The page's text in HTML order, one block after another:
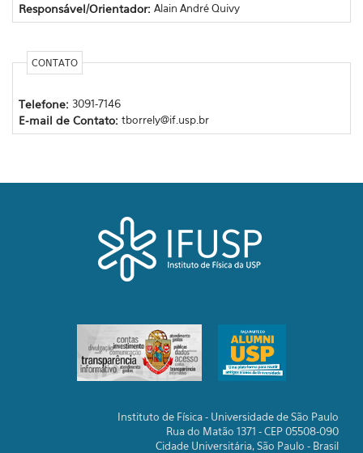
Responsável/Orientador: Alain André Quivy
CONTATO
Telefone: 3091-7146
E-mail de Contato: tborrely@if.usp.br
Instituto de Física - Universidade de São Paulo
Rua do Matão 1371 - CEP 05508-090
Cidade Universitária, São Paulo - Brasil